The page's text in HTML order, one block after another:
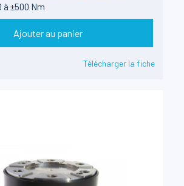
±500 Nm
Ajouter au panier
Télécharger la fiche